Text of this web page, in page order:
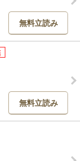
無料立読み
無料立読み